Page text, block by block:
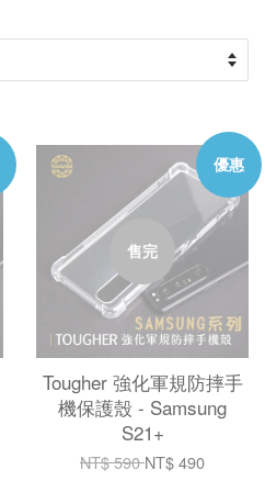
優惠
售完
Tougher 強化軍規防摔手
機保護殼 - Samsung
S21+
NT$ 590NT$ 490